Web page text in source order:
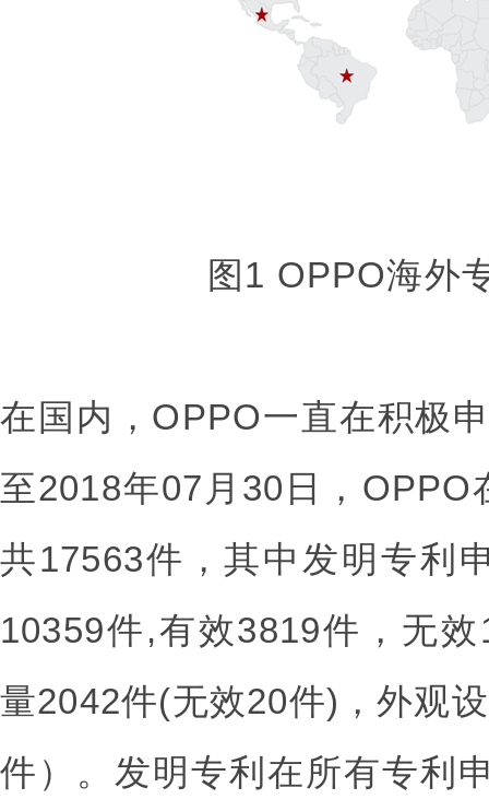
图1 OPPO海外
在国内，OPPO一直在积极
至2018年07月30日，
共17563件，其中发明专利
10359件,有效3819件，无
量2042件(无效20件)，外观
件）。发明专利在所有专利